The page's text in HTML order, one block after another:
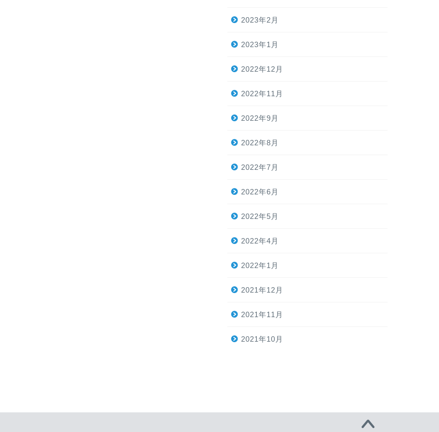
2023年2月
2023年1月
2022年12月
2022年11月
2022年9月
2022年8月
2022年7月
2022年6月
2022年5月
2022年4月
2022年1月
2021年12月
2021年11月
2021年10月